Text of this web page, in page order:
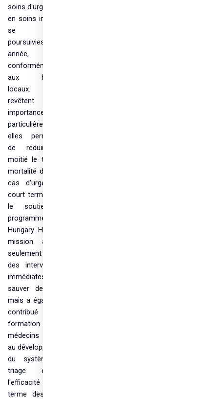
soins d'urgence et
en soins intensifs
se sont
poursuivies cette
année,
conformément
aux besoins
locaux. Elles
revêtent une
importance
particulière, car
elles permettent
de réduire de
moitié le taux de
mortalité dans les
cas d'urgence à
court terme. Avec
le soutien du
programme
Hungary Helps, la
mission a non
seulement assuré
des interventions
immédiates pour
sauver des vies,
mais a également
contribué à la
formation des
médecins locaux,
au développement
du système de
triage et à
l'efficacité à long
terme des soins